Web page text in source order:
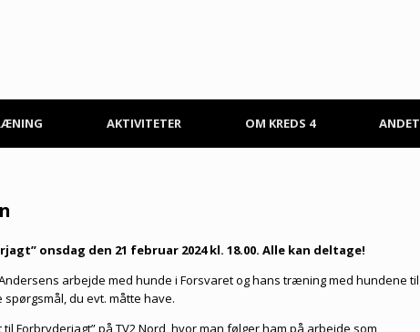
AKTIVITETER OM KREDS 4 ANDET
onsdag den 21 februar 2024 kl. 18.00. Alle kan deltage!
arbejde med hunde i Forsvaret og hans træning med hundene til
du evt. måtte have.
Forbryderjagt” på TV2 Nord, hvor man følger ham på arbejde som